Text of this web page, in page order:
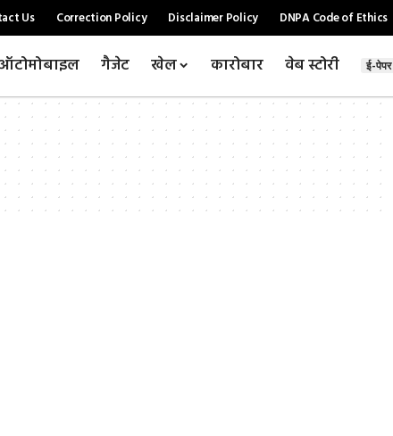
Us Correction Policy Disclaimer Policy DNPA Code of Ethics
ऑटोमोबाइल गैजेट खेल कारोबार वेब स्टोरी ई-पेपर